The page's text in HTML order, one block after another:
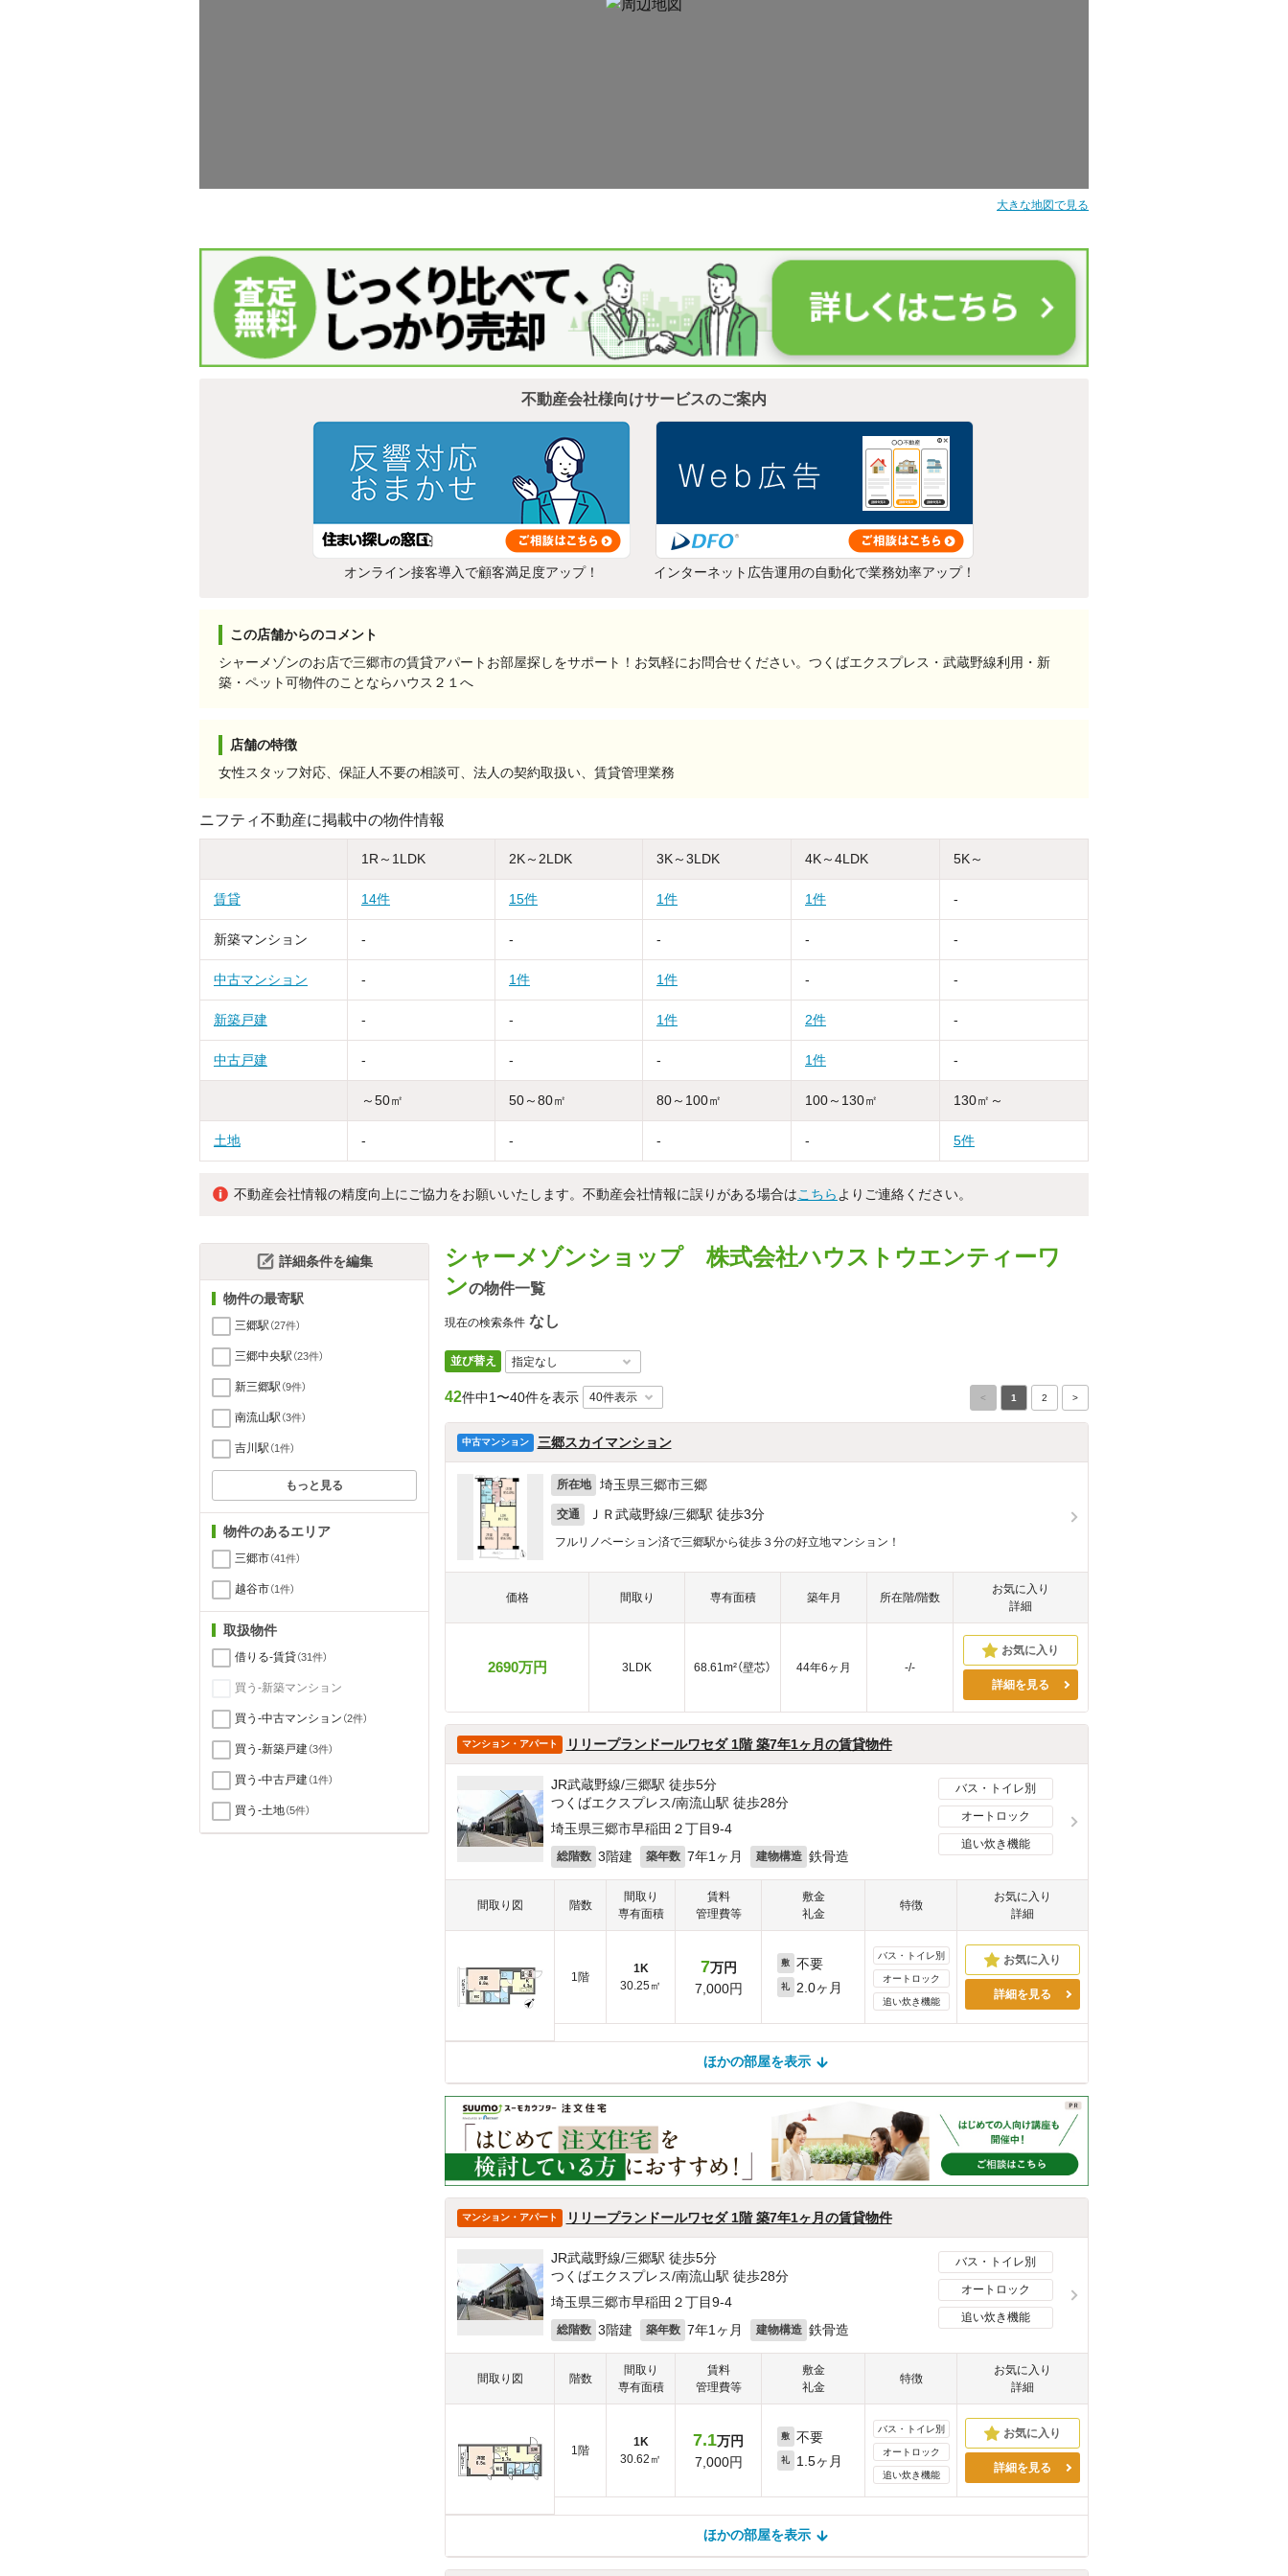
大きな地図で見る
不動産会社様向けサービスのご案内
オンライン接客導入で顧客満足度アップ！ インターネット広告運用の自動化で業務効率アップ！
この店舗からのコメント
シャーメゾンのお店で三郷市の賃貸アパートお部屋探しをサポート！お気軽にお問合せください。つくばエクスプレス・武蔵野線利用・新
築・ペット可物件のことならハウス２１へ
店舗の特徴
女性スタッフ対応、保証人不要の相談可、法人の契約取扱い、賃貸管理業務
ニフティ不動産に掲載中の物件情報
1R～1LDK 2K～2LDK 3K～3LDK 4K～4LDK 5K～
賃貸 14件 15件 1件 1件 -
新築マンション - - - - -
中古マンション - 1件 1件 - -
新築戸建 - - 1件 2件 -
中古戸建 - - - 1件 -
～50㎡ 50～80㎡ 80～100㎡ 100～130㎡ 130㎡～
土地 - - - - 5件
不動産会社情報の精度向上にご協力をお願いいたします。不動産会社情報に誤りがある場合はこちら よりご連絡ください。
シャーメゾンショップ 株式会社ハウストウエンティーワ
ンの物件一覧
現在の検索条件 なし
並び替え
42件中1〜40件を表示 < 1 2 >
中古マンション 三郷スカイマンション
所在地 埼玉県三郷市三郷
交通 ＪＲ武蔵野線/三郷駅 徒歩3分
フルリノベーション済で三郷駅から徒歩３分の好立地マンション！
価格 間取り 専有面積 築年月 所在階/階数
お気に入り
詳細
2690万円 3LDK 68.61m²（壁芯） 44年6ヶ月
-/-
詳細を見る
マンション・アパート リリープランドールワセダ 1階 築7年1ヶ月の賃貸物件
JR武蔵野線/三郷駅 徒歩5分
つくばエクスプレス/南流山駅 徒歩28分
埼玉県三郷市早稲田２丁目9-4
総階数 3階建 築年数 7年1ヶ月 建物構造 鉄骨造
バス・トイレ別
オートロック
追い炊き機能
間取り図 階数
間取り
専有面積
賃料
管理費等
敷金
礼金
特徴
お気に入り
詳細
1階
1K
30.25㎡
7万円
7,000円
敷 不要
礼 2.0ヶ月
バス・トイレ別
オートロック
追い炊き機能
詳細を見る
ほかの部屋を表示
ほかの部屋は見つかりませんでした
マンション・アパート リリープランドールワセダ 1階 築7年1ヶ月の賃貸物件
JR武蔵野線/三郷駅 徒歩5分
つくばエクスプレス/南流山駅 徒歩28分
埼玉県三郷市早稲田２丁目9-4
総階数 3階建 築年数 7年1ヶ月 建物構造 鉄骨造
バス・トイレ別
オートロック
追い炊き機能
間取り図 階数
間取り
専有面積
賃料
管理費等
敷金
礼金
特徴
お気に入り
詳細
1階
1K
30.62㎡
7.1万円
7,000円
敷 不要
礼 1.5ヶ月
バス・トイレ別
オートロック
追い炊き機能
詳細を見る
ほかの部屋を表示
詳細条件を編集
物件の最寄駅
三郷駅 （27件）
三郷中央駅 （23件）
新三郷駅 （9件）
南流山駅 （3件）
吉川駅 （1件）
もっと見る
物件のあるエリア
三郷市（41件）
越谷市（1件）
取扱物件
借りる-賃貸（31件）
買う-新築マンション
買う-中古マンション （2件）
買う-新築戸建（3件）
買う-中古戸建（1件）
買う-土地（5件）